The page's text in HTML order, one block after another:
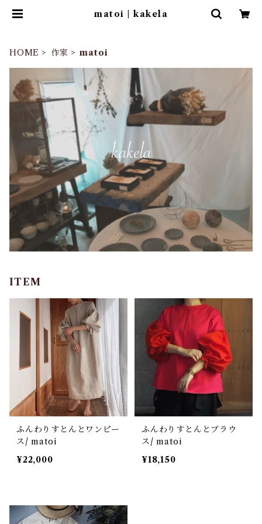
matoi | kakela
HOME 作家 matoi
ITEM
ふんわりすとんとワンピー
ス/ matoi
¥22,000
ふんわりすとんとブラウ
ス/ matoi
¥18,150